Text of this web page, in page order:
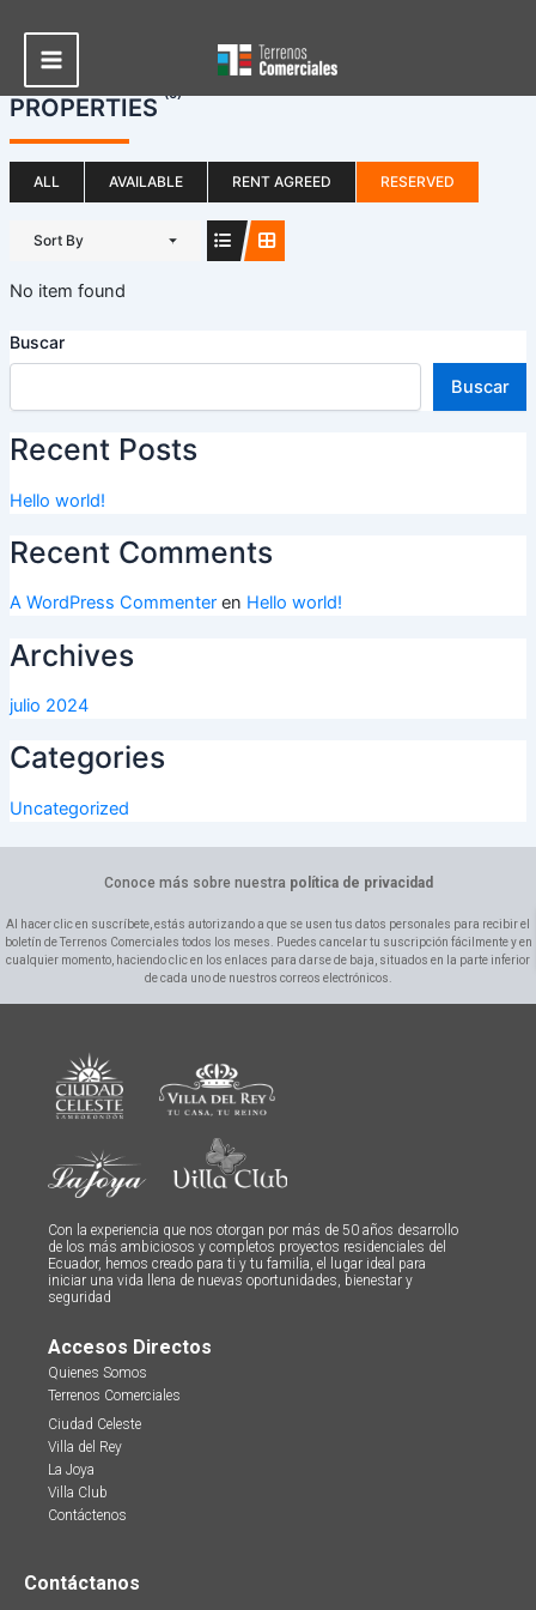
contenido
Main
PROPERTIES (0)
ALL AVAILABLE RENT AGREED RESERVED
Sort By
No item found
Buscar
Buscar
Recent Posts
Hello world!
Recent Comments
A WordPress Commenteren Hello world!
Archives
julio 2024
Categories
Uncategorized
Conoce más sobre nuestra política de privacidad
Al hacer clic en suscríbete, estás autorizando a que se usen tus datos personales para recibir el
boletín de Terrenos Comerciales todos los meses. Puedes cancelar tu suscripción fácilmente y en
cualquier momento, haciendo clic en los enlaces para darse de baja, situados en la parte inferior
de cada uno de nuestros correos electrónicos.
Con la experiencia que nos otorgan por más de 50 años desarrollo
de los más ambiciosos y completos proyectos residenciales del
Ecuador, hemos creado para ti y tu familia, el lugar ideal para
iniciar una vida llena de nuevas oportunidades, bienestar y
seguridad
Accesos Directos
Quienes Somos
Terrenos Comerciales
Ciudad Celeste
Villa del Rey
La Joya
Villa Club
Contáctenos
Contáctanos